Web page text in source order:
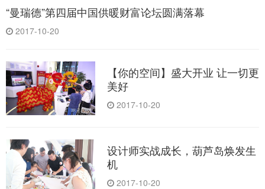
“曼瑞德”第四届中国供暖财富论坛圆满落幕
2017-10-20
【你的空间】盛大开业 让一切更
美好
2017-10-20
设计师实战成长，葫芦岛焕发生
机
2017-10-20